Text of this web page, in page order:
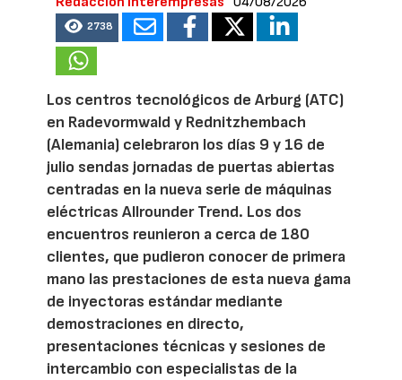
2738
Los centros tecnológicos de Arburg (ATC)
en Radevormwald y Rednitzhembach
(Alemania) celebraron los días 9 y 16 de
julio sendas jornadas de puertas abiertas
centradas en la nueva serie de máquinas
eléctricas Allrounder Trend. Los dos
encuentros reunieron a cerca de 180
clientes, que pudieron conocer de primera
mano las prestaciones de esta nueva gama
de inyectoras estándar mediante
demostraciones en directo,
presentaciones técnicas y sesiones de
intercambio con especialistas de la